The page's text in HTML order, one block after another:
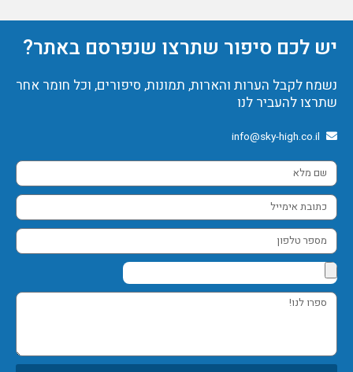
יש לכם סיפור שתרצו שנפרסם באתר?
נשמח לקבל הערות והארות, תמונות, סיפורים, וכל חומר אחר
שתרצו להעביר לנו
info@sky-high.co.il
שם
מלא
כתובת
אימייל
מספר
טלפון
ספרו